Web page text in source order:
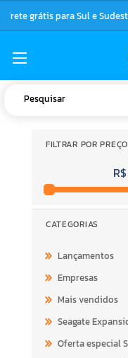
Frete grátis para Sul e
FILTRAR POR PREÇO
CATEGORIAS
Lançamentos
Empresas
Mais vendidos
Seagate
Oferta especial